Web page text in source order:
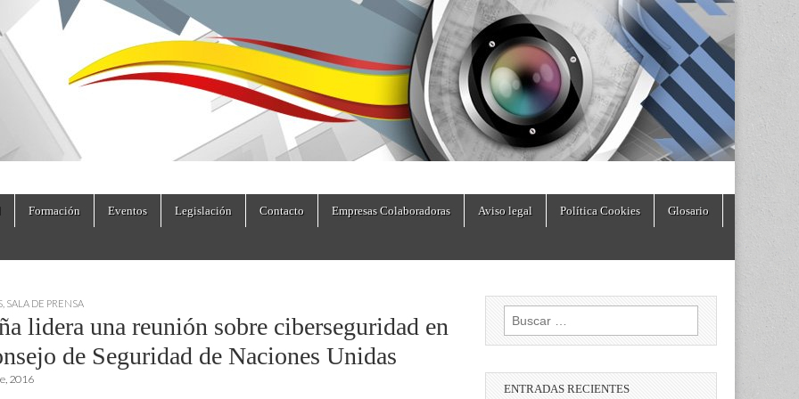
Formación Eventos Legislación Contacto Empresas Colaboradoras Aviso legal Política Cookies Glosario
SALA DE PRENSA
lidera una reunión sobre ciberseguridad en
de Seguridad de Naciones Unidas
2016
Buscar:
ENTRADAS RECIENTES